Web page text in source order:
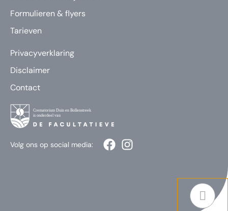
Formulieren & flyers
Tarieven
Privacyverklaring
Disclaimer
Contact
Volg ons op social media: